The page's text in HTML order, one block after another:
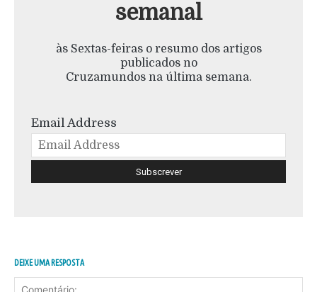
semanal
às Sextas-feiras o resumo dos artigos
publicados no
Cruzamundos na última semana.
Email Address
DEIXE UMA RESPOSTA